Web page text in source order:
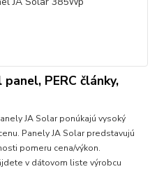
PERC články,
JA Solar ponúkajú vysoký
Panely JA Solar predstavujú
pomeru cena/výkon.
v dátovom liste výrobcu